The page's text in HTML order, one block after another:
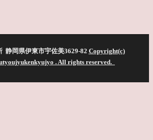
静岡県伊東市宇佐美3629-82 Copyright(c)
. All rights reserved.